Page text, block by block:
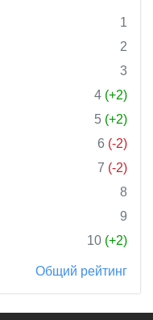
1
2
3
4 (+2)
5 (+2)
6 (-2)
7 (-2)
8
9
10 (+2)
Общий рейтинг